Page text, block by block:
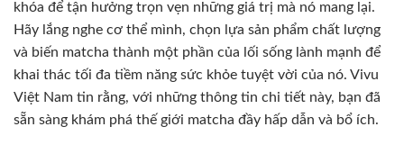
khóa để tận hưởng trọn vẹn những giá trị mà nó mang lại.
Hãy lắng nghe cơ thể mình, chọn lựa sản phẩm chất lượng
và biến matcha thành một phần của lối sống lành mạnh để
khai thác tối đa tiềm năng sức khỏe tuyệt vời của nó. Vivu
Việt Nam tin rằng, với những thông tin chi tiết này, bạn đã
sẵn sàng khám phá thế giới matcha đầy hấp dẫn và bổ ích.